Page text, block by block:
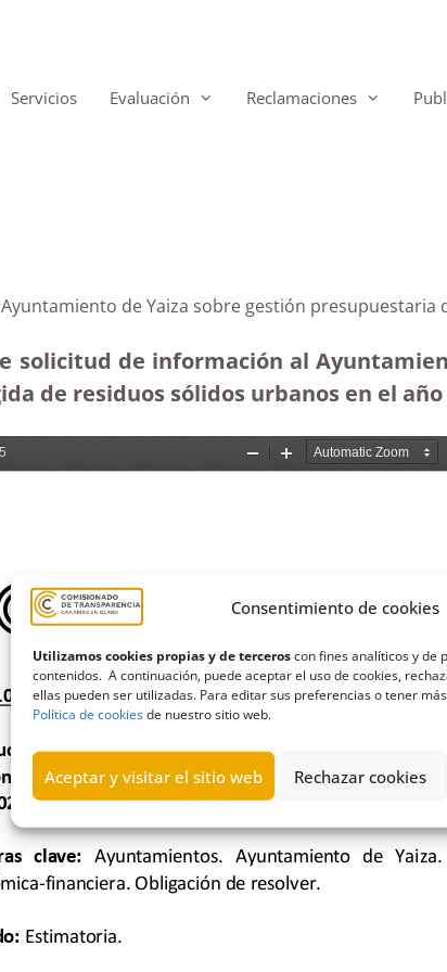
Consentimiento de cookies
Utilizamos cookies propias y de terceroscon fines analíticos y de
contenidos. A continuación, puede aceptar el uso de cookies,
ellas pueden ser utilizadas. Para editar sus preferencias o tener
Política de cookiesde nuestro sitio web.
Aceptar y visitar el sitio web Rechazar cookies
Servicios Evaluación Reclamaciones
de Yaiza sobre gestión
solicitud de información al
de residuos sólidos urbanos en el año